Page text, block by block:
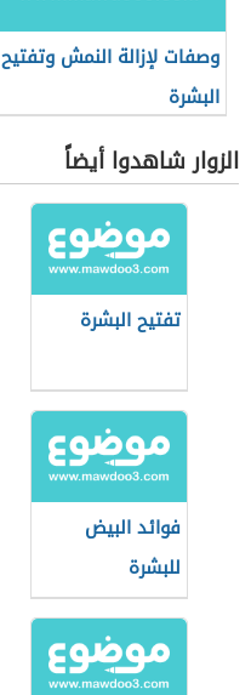
وصفات لإزالة النمش وتفتيح
البشرة
الزوار شاهدوا أيضاً
تفتيح البشرة
فوائد البيض
للبشرة